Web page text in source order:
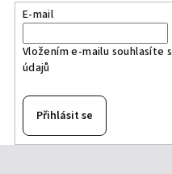
E-mail
Vložením e-mailu souhlasíte s
údajů
Přihlásit se